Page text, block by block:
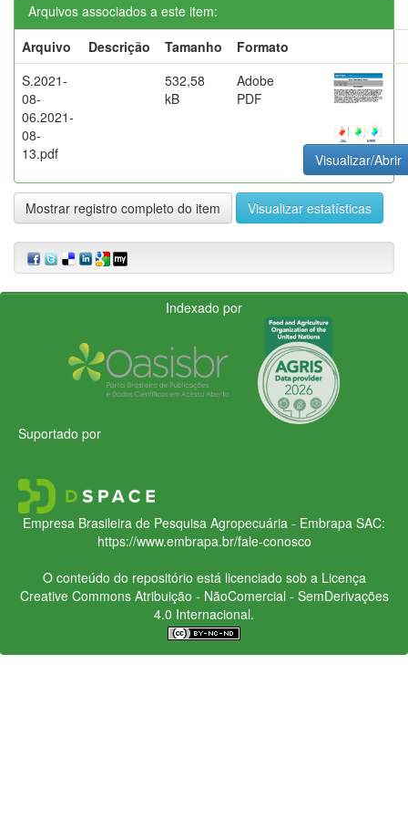
Arquivos associados a este item:
Arquivo
Descrição Tamanho
Formato
S.2021-
08-
06.2021-
08-
13.pdf
532,58
kB
Adobe
PDF
Visualizar/Abrir
Mostrar registro completo do item Visualizar estatísticas
Indexado por
Suportado por
Empresa Brasileira de Pesquisa Agropecuária - Embrapa SAC:
https://www.embrapa.br/fale-conosco
O conteúdo do repositório está licenciado sob a Licença
Creative CommonsAtribuição - NãoComercial - SemDerivações
4.0 Internacional.